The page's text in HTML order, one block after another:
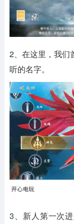
2、在这里，我们
听的名字。
3、新人第一次